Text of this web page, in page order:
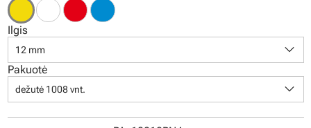
Ilgis
12 mm keyboard_arrow_down
Pakuotė
dežutė 1008 vnt. keyboard_arrow_down